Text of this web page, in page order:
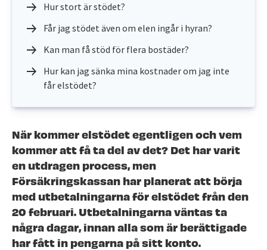
Hur stort är stödet?
Får jag stödet även om elen ingår i hyran?
Kan man få stöd för flera bostäder?
Hur kan jag sänka mina kostnader om jag inte
får elstödet?
När kommer elstödet egentligen och vem
kommer att få ta del av det? Det har varit
en utdragen process, men
Försäkringskassan har planerat att börja
med utbetalningarna för elstödet från den
20 februari. Utbetalningarna väntas ta
några dagar, innan alla som är berättigade
har fått in pengarna på sitt konto.